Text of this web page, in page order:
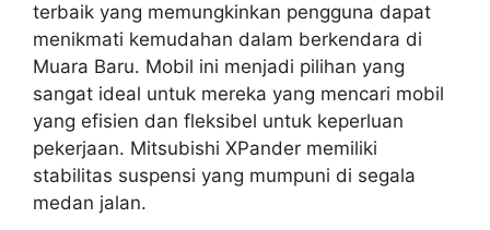
terbaik yang memungkinkan pengguna dapat
menikmati kemudahan dalam berkendara di
Muara Baru. Mobil ini menjadi pilihan yang
sangat ideal untuk mereka yang mencari mobil
yang efisien dan fleksibel untuk keperluan
pekerjaan. Mitsubishi XPander memiliki
stabilitas suspensi yang mumpuni di segala
medan jalan.